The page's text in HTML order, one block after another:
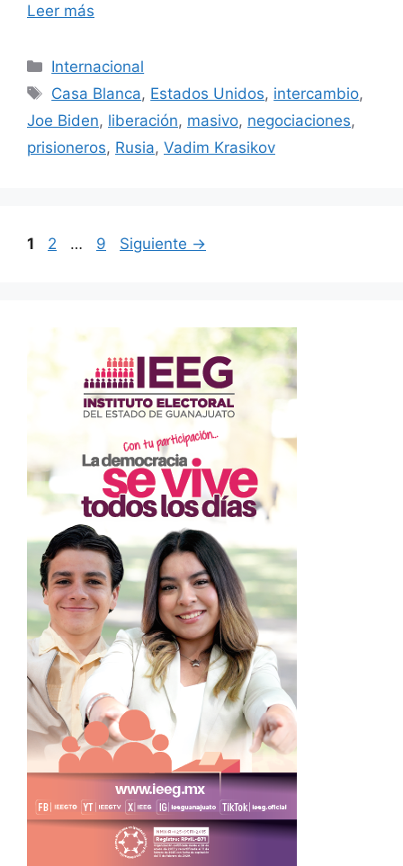
Leer más
Categorías
Internacional
Etiquetas
Casa Blanca, Estados Unidos, intercambio,
Joe Biden, liberación, masivo, negociaciones,
prisioneros, Rusia, Vadim Krasikov
Página
1 Página
2 … Página
9 Siguiente →